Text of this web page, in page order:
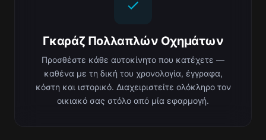
Γκαράζ Πολλαπλών Οχημάτων
Προσθέστε κάθε αυτοκίνητο που κατέχετε —
καθένα με τη δική του χρονολογία, έγγραφα,
κόστη και ιστορικό. Διαχειριστείτε ολόκληρο τον
οικιακό σας στόλο από μία εφαρμογή.